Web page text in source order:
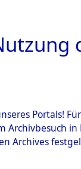
Portals!
Archives